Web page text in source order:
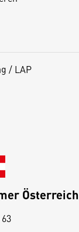
/ LAP
Österreich